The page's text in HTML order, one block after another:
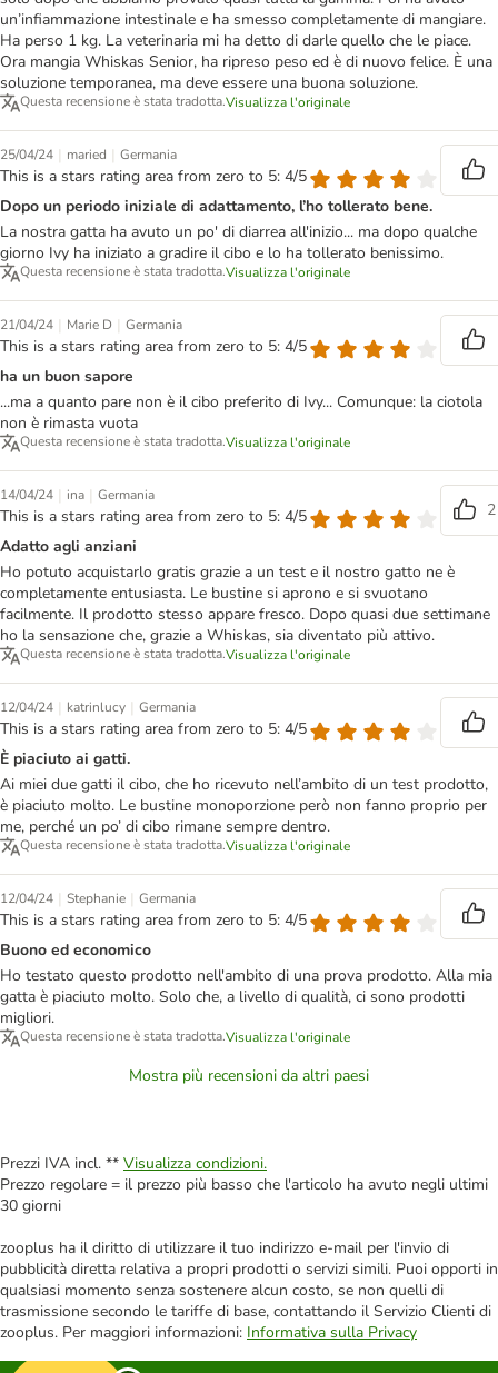
un’infiammazione intestinale e ha smesso completamente di mangiare.
Ha perso 1 kg. La veterinaria mi ha detto di darle quello che le piace.
Ora mangia Whiskas Senior, ha ripreso peso ed è di nuovo felice. È una
soluzione temporanea, ma deve essere una buona soluzione.
Questa recensione è stata tradotta.Visualizza l'originale
25/04/24 | maried | Germania
This is a stars rating area from zero to 5: 4/5
Dopo un periodo iniziale di adattamento, l’ho tollerato bene.
La nostra gatta ha avuto un po' di diarrea all'inizio... ma dopo qualche
giorno Ivy ha iniziato a gradire il cibo e lo ha tollerato benissimo.
Questa recensione è stata tradotta.Visualizza l'originale
21/04/24 | Marie D | Germania
This is a stars rating area from zero to 5: 4/5
ha un buon sapore
...ma a quanto pare non è il cibo preferito di Ivy... Comunque: la ciotola
non è rimasta vuota
Questa recensione è stata tradotta.Visualizza l'originale
14/04/24 | ina | Germania
This is a stars rating area from zero to 5: 4/5
2
Adatto agli anziani
Ho potuto acquistarlo gratis grazie a un test e il nostro gatto ne è
completamente entusiasta. Le bustine si aprono e si svuotano
facilmente. Il prodotto stesso appare fresco. Dopo quasi due settimane
ho la sensazione che, grazie a Whiskas, sia diventato più attivo.
Questa recensione è stata tradotta.Visualizza l'originale
12/04/24 | katrinlucy | Germania
This is a stars rating area from zero to 5: 4/5
È piaciuto ai gatti.
Ai miei due gatti il cibo, che ho ricevuto nell’ambito di un test prodotto,
è piaciuto molto. Le bustine monoporzione però non fanno proprio per
me, perché un po’ di cibo rimane sempre dentro.
Questa recensione è stata tradotta.Visualizza l'originale
12/04/24 | Stephanie | Germania
This is a stars rating area from zero to 5: 4/5
Buono ed economico
Ho testato questo prodotto nell'ambito di una prova prodotto. Alla mia
gatta è piaciuto molto. Solo che, a livello di qualità, ci sono prodotti
migliori.
Questa recensione è stata tradotta.Visualizza l'originale
Mostra più recensioni da altri paesi
Prezzi IVA incl. ** Visualizza condizioni.
Prezzo regolare = il prezzo più basso che l'articolo ha avuto negli ultimi
30 giorni
zooplus ha il diritto di utilizzare il tuo indirizzo e-mail per l'invio di
pubblicità diretta relativa a propri prodotti o servizi simili. Puoi opporti in
qualsiasi momento senza sostenere alcun costo, se non quelli di
trasmissione secondo le tariffe di base, contattando il Servizio Clienti di
zooplus. Per maggiori informazioni: Informativa sulla Privacy